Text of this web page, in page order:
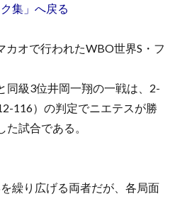
わ
集」へ戻る
オで行われたWBO世界S・フ
同級3位井岡一翔の一戦は、2-
116）の判定でニエテスが勝
試合である。
繰り広げる両者だが、各局面